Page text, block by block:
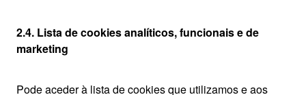
2.4. Lista de cookies analíticos, funcionais e de
marketing
Pode aceder à lista de cookies que utilizamos e aos